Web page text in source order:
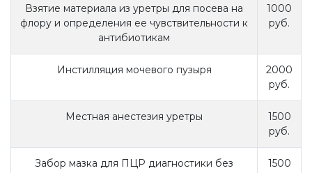
Взятие материала из уретры для посева на
флору и определения ее чувствительности к
антибиотикам
1000
руб.
Инстилляция мочевого пузыря
2000
руб.
Местная анестезия уретры
1500
руб.
Забор мазка для ПЦР диагностики без
1500